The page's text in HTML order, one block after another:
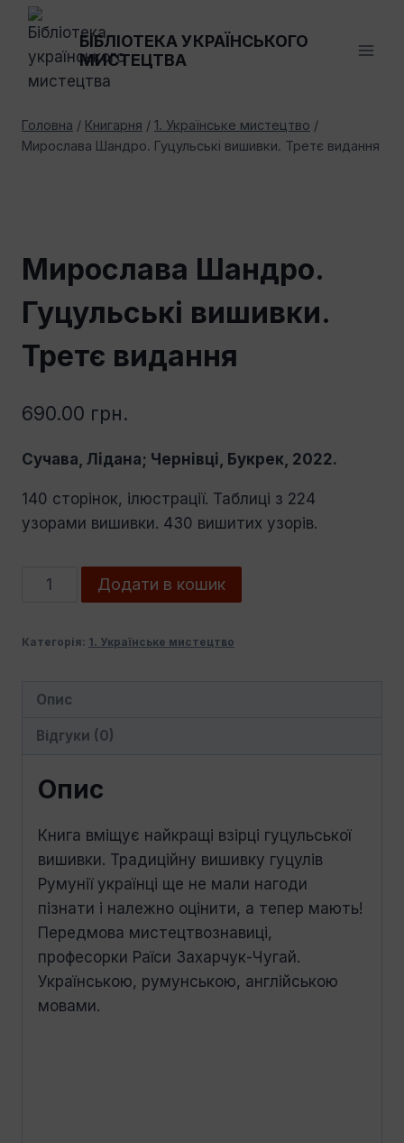
Перейти
вмісту
БІБЛІОТЕКА УКРАЇНСЬКОГО
МИСТЕЦТВА
Головна / Книгарня / 1. Українське мистецтво /
Мирослава Шандро. Гуцульські вишивки. Третє видання
Мирослава Шандро.
Гуцульські вишивки.
Третє видання
690.00 грн.
Сучава, Лідана; Чернівці, Букрек, 2022.
140 сторінок, ілюстрації. Таблиці з 224
узорами вишивки. 430 вишитих узорів.
Мирослава
Шандро.
вишивки.
видання
Додати в кошик
Категорія: 1. Українське мистецтво
Опис
Відгуки (0)
Опис
Книга вміщує найкращі взірці гуцульської
вишивки. Традиційну вишивку гуцулів
Румунії українці ще не мали нагоди
пізнати і належно оцінити, а тепер мають!
Передмова мистецтвознавиці,
професорки Раїси Захарчук-Чугай.
Українською, румунською, англійською
мовами.